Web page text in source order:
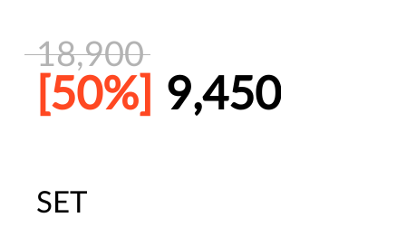
18,900
[50%] 9,450
주말특가 20%(8.7~8.9)/5만원 이
SET